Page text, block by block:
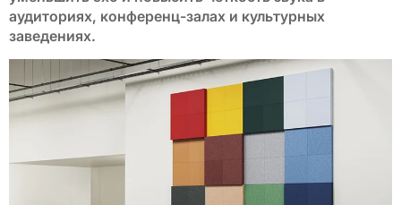
BP-46
BP-53 BP-54
аудиториях, конференц-залах и культурных
заведениях.